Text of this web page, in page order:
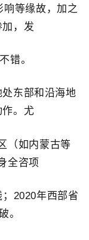
响等缘故，加之
，发
东部和沿海地
作。尤
（如内蒙古等
全咨项
西部省
。